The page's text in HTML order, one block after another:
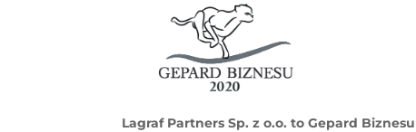
Lagraf Partners Sp. z o.o. to Gepard